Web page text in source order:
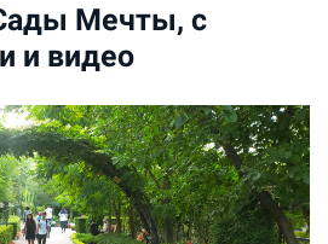
Мечты, с
и видео